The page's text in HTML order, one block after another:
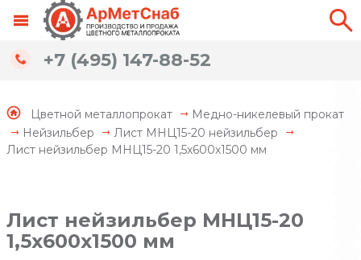
+7 (495) 147-88-52
Цветной металлопрокат
Медно-никелевый прокат
Нейзильбер
Лист МНЦ15-20 нейзильбер
Лист нейзильбер МНЦ15-20 1,5х600х1500 мм
Лист нейзильбер МНЦ15-20
1,5х600х1500 мм